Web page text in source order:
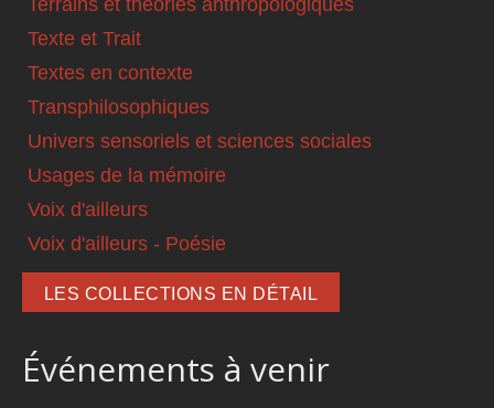
Texte et Trait
Textes en contexte
Transphilosophiques
Univers sensoriels et sciences sociales
Usages de la mémoire
Voix d'ailleurs
Voix d'ailleurs - Poésie
LES COLLECTIONS EN DÉTAIL
Événements à venir